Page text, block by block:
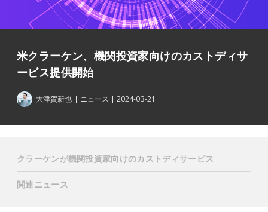
米クラーケン、機関投資家向けのカストディサ
ービス提供開始
大津賀新也 ニュース 2024-03-21
クラーケンが機関投資家向けのカストディサービス
関連ニュース